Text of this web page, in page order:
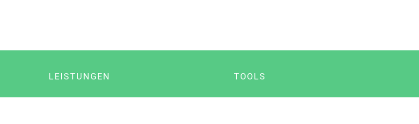
LEISTUNGEN TOOLS